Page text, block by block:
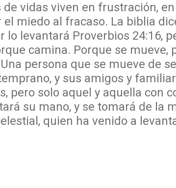
vidas viven en frustración,
el miedo al fracaso. La biblia
lo levantará Proverbios 24:16,
camina. Porque se mueve,
persona que se mueve de
y sus amigos y
pero solo aquel y aquella con
su mano, y se tomará de la
quien ha venido a